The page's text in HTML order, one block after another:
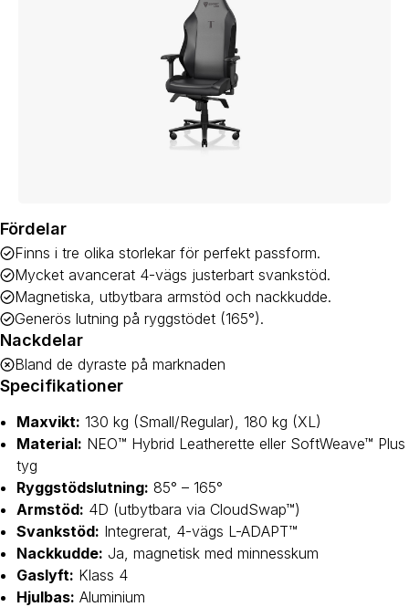
Fördelar
Finns i tre olika storlekar för perfekt passform.
Mycket avancerat 4-vägs justerbart svankstöd.
Magnetiska, utbytbara armstöd och nackkudde.
Generös lutning på ryggstödet (165°).
Nackdelar
Bland de dyraste på marknaden
Specifikationer
Maxvikt: 130 kg (Small/Regular), 180 kg (XL)
Material: NEO™ Hybrid Leatherette eller SoftWeave™ Plus
tyg
Ryggstödslutning: 85° – 165°
Armstöd: 4D (utbytbara via CloudSwap™)
Svankstöd: Integrerat, 4-vägs L-ADAPT™
Nackkudde: Ja, magnetisk med minnesskum
Gaslyft: Klass 4
Hjulbas: Aluminium